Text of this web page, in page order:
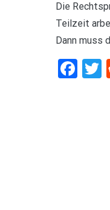
Die
Teilzeit
Dann muss